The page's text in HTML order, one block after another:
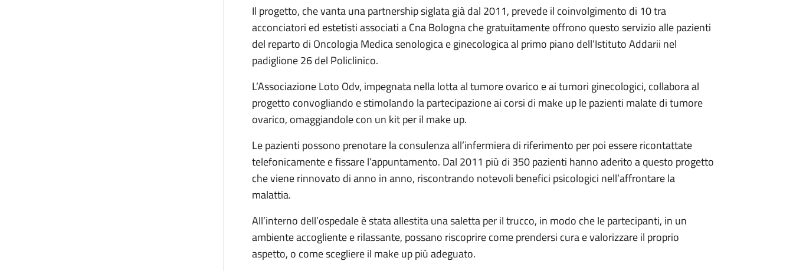
Il progetto, che vanta una partnership siglata già dal 2011, prevede il coinvolgimento di 10 tra
acconciatori ed estetisti associati a Cna Bologna che gratuitamente offrono questo servizio alle pazienti
del reparto di Oncologia Medica senologica e ginecologica al primo piano dell’Istituto Addarii nel
padiglione 26 del Policlinico.
L’Associazione Loto Odv, impegnata nella lotta al tumore ovarico e ai tumori ginecologici, collabora al
progetto convogliando e stimolando la partecipazione ai corsi di make up le pazienti malate di tumore
ovarico, omaggiandole con un kit per il make up.
Le pazienti possono prenotare la consulenza all’infermiera di riferimento per poi essere ricontattate
telefonicamente e fissare l’appuntamento. Dal 2011 più di 350 pazienti hanno aderito a questo progetto
che viene rinnovato di anno in anno, riscontrando notevoli benefici psicologici nell’affrontare la
malattia.
All’interno dell’ospedale è stata allestita una saletta per il trucco, in modo che le partecipanti, in un
ambiente accogliente e rilassante, possano riscoprire come prendersi cura e valorizzare il proprio
aspetto, o come scegliere il make up più adeguato.